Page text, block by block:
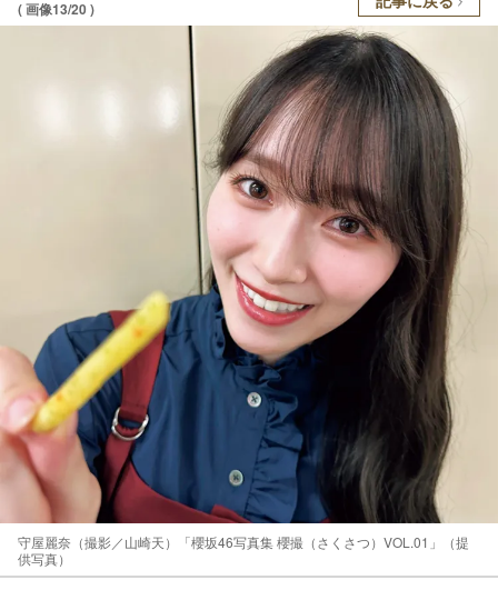
( 画像13/20 )
守屋麗奈（撮影／山崎天）「櫻坂46写真集 櫻撮（さくさつ）VOL.01」（提
供写真）